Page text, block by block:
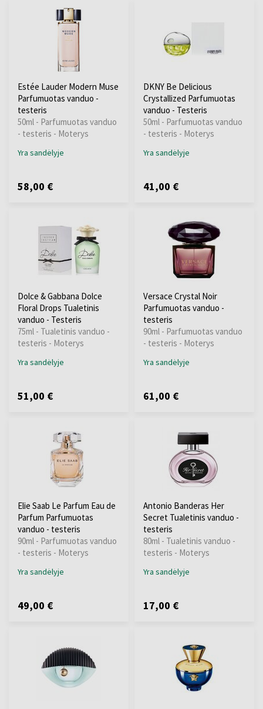
Estée Lauder Modern Muse
Parfumuotas vanduo -
testeris
50ml - Parfumuotas vanduo
- testeris - Moterys
Yra sandėlyje
58,00 €
DKNY Be Delicious
Crystallized Parfumuotas
vanduo - Testeris
50ml - Parfumuotas vanduo
- testeris - Moterys
Yra sandėlyje
41,00 €
Dolce & Gabbana Dolce
Floral Drops Tualetinis
vanduo - Testeris
75ml - Tualetinis vanduo -
testeris - Moterys
Yra sandėlyje
51,00 €
Versace Crystal Noir
Parfumuotas vanduo -
testeris
90ml - Parfumuotas vanduo
- testeris - Moterys
Yra sandėlyje
61,00 €
Elie Saab Le Parfum Eau de
Parfum Parfumuotas
vanduo - testeris
90ml - Parfumuotas vanduo
- testeris - Moterys
Yra sandėlyje
49,00 €
Antonio Banderas Her
Secret Tualetinis vanduo -
testeris
80ml - Tualetinis vanduo -
testeris - Moterys
Yra sandėlyje
17,00 €